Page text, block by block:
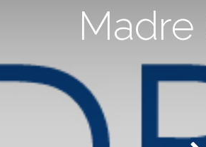
Madre